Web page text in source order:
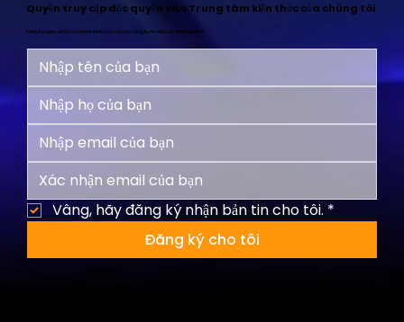
Quyền truy cập độc quyền vào Trung tâm kiến thức của chúng tôi
Đăng ký ngay và bắt đầu hành trình đến với cuộc sống hạnh phúc và viên mãn hơn!
Vâng, hãy đăng ký nhận bản tin cho tôi. *
Đăng ký cho tôi